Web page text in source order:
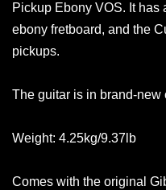
Pickup Ebony VOS. It has
ebony fretboard, and the
pickups.
The guitar is in brand-new
Weight: 4.25kg/9.37lb
Comes with the original